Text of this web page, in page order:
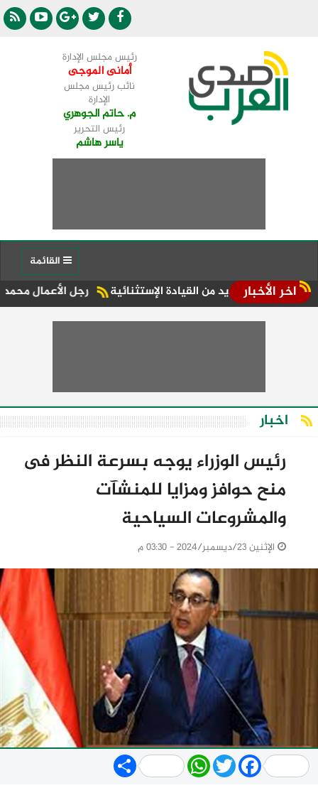
رئيس مجلس الإدارة
أمانى الموجى
نائب رئيس مجلس
الإدارة
م. حاتم الجوهري
رئيس التحرير
ياسر هاشم
اخر الأخبار رجل الأعمال محمد الششتاوي
اخبار
رئيس الوزراء يوجه بسرعة النظر فى
منح حوافز ومزايا للمنشآت
والمشروعات السياحية
الإثنين 23/ديسمبر/2024 - 03:30 م
Share WhatsApp
TwitterFacebook